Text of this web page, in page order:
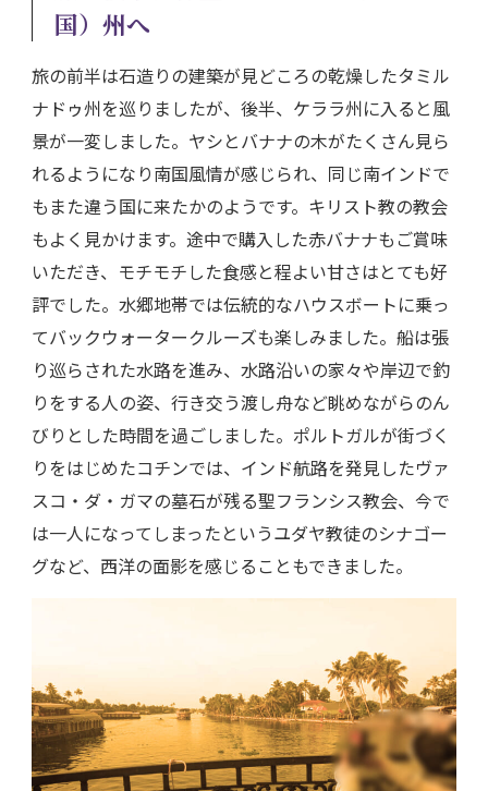
国）州へ
旅の前半は石造りの建築が見どころの乾燥したタミル
ナドゥ州を巡りましたが、後半、ケララ州に入ると風
景が一変しました。ヤシとバナナの木がたくさん見ら
れるようになり南国風情が感じられ、同じ南インドで
もまた違う国に来たかのようです。キリスト教の教会
もよく見かけます。途中で購入した赤バナナもご賞味
いただき、モチモチした食感と程よい甘さはとても好
評でした。水郷地帯では伝統的なハウスボートに乗っ
てバックウォータークルーズも楽しみました。船は張
り巡らされた水路を進み、水路沿いの家々や岸辺で釣
りをする人の姿、行き交う渡し舟など眺めながらのん
びりとした時間を過ごしました。ポルトガルが街づく
りをはじめたコチンでは、インド航路を発見したヴァ
スコ・ダ・ガマの墓石が残る聖フランシス教会、今で
は一人になってしまったというユダヤ教徒のシナゴー
グなど、西洋の面影を感じることもできました。